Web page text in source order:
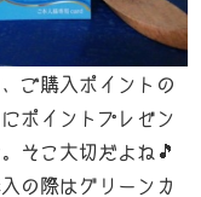
ご購入ポイントの
ポイントプレゼン
そこ大切だよね🎵
の際はグリーンカ